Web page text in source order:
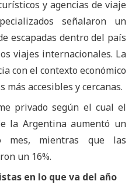
y agencias de viaje
señalaron un
escapadas dentro del país
viajes internacionales. La
con el contexto económico
accesibles y cercanas.
privado según el cual el
la Argentina aumentó un
mes, mientras que las
un 16%.
en lo que va del año